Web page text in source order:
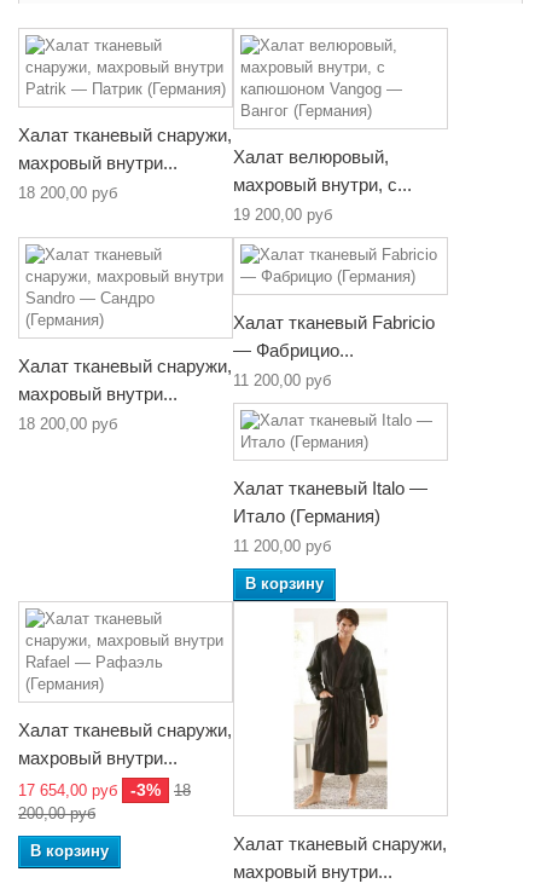
Халат тканевый снаружи,
махровый внутри...
18 200,00 руб
Халат велюровый,
махровый внутри, с...
19 200,00 руб
Халат тканевый снаружи,
махровый внутри...
18 200,00 руб
Халат тканевый Fabricio
— Фабрицио...
11 200,00 руб
Халат тканевый Italo —
Итало (Германия)
11 200,00 руб
В корзину
Халат тканевый снаружи,
махровый внутри...
17 654,00 руб -3%
18
200,00 руб
В корзину
Халат тканевый снаружи,
махровый внутри...